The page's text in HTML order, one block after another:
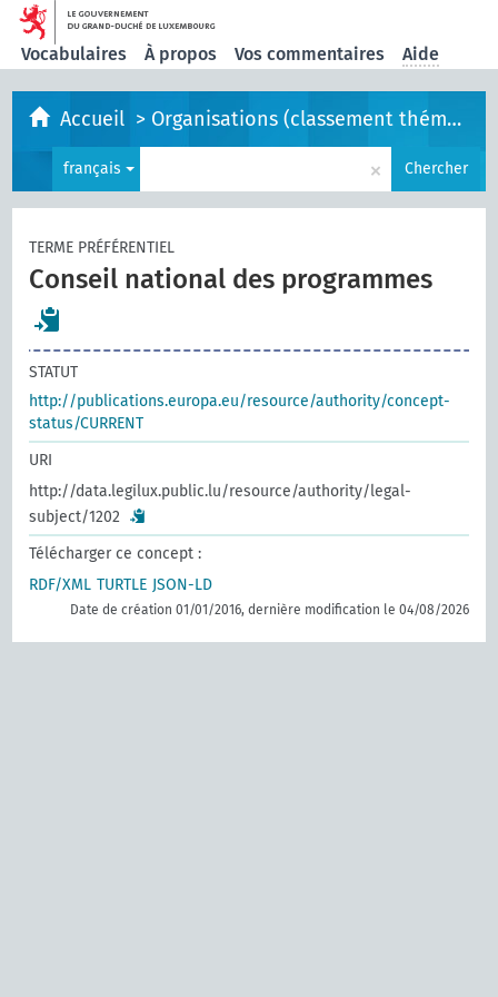
Vocabulaires À propos Vos commentaires Aide
Accueil > Organisations (classement thématique)
français × Chercher
TERME PRÉFÉRENTIEL
Conseil national des programmes
STATUT
http://publications.europa.eu/resource/authority/concept-
status/CURRENT
URI
http://data.legilux.public.lu/resource/authority/legal-
subject/1202
Télécharger ce concept :
RDF/XML TURTLE JSON-LD
Date de création 01/01/2016, dernière modification le 04/08/2026